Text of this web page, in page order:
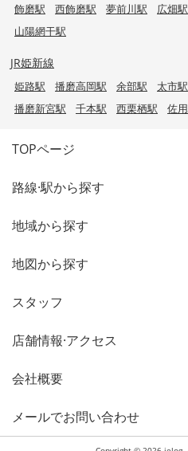
飾磨駅 西飾磨駅 夢前川駅 広畑駅
山陽網干駅
JR姫新線
姫路駅 播磨高岡駅 余部駅 太市駅
播磨新宮駅
千本駅 西栗栖駅 佐
TOPページ
路線·駅から探す
地域から探す
地図から探す
スタッフ
店舗情報·アクセス
会社概要
メールでお問い合わせ